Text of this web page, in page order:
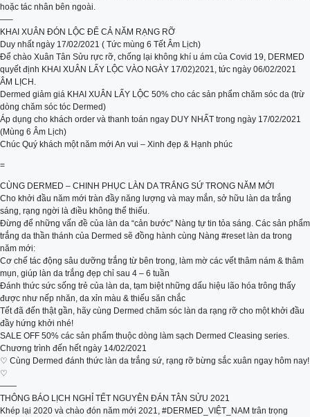
hoặc tác nhân bên ngoài.
—–
KHAI XUÂN ĐÓN LỘC ĐỂ CẢ NĂM RẠNG RỠ
Duy nhất ngày 17/02/2021 ( Tức mùng 6 Tết Âm Lịch)
Để chào Xuân Tân Sửu rực rỡ, chống lại không khí u ám của Covid 19, DERMED
quyết định KHAI XUÂN LẤY LỘC VÀO NGÀY 17/02)2021, tức ngày 06/02/2021
ÂM LỊCH.
Dermed giảm giá KHAI XUÂN LẤY LỘC 5️0% cho các sản phẩm chăm sóc da (trừ
dòng chăm sóc tóc Dermed)
Áp dụng cho khách order và thanh toán ngay DUY NHẤT trong ngày 17/02/2021
(Mùng 6 Âm Lịch)
Chúc Quý khách một năm mới An vui – Xinh đẹp & Hạnh phúc
=
CÙNG DERMED – CHINH PHỤC LÀN DA TRẮNG SỨ TRONG NĂM MỚI
Cho khởi đầu năm mới tràn đầy năng lượng và may mắn, sở hữu làn da trắng
sáng, rạng ngời là điều không thể thiếu.
Đừng để những vấn đề của làn da “cản bước” Nàng tự tin tỏa sáng. Các sản phẩm
trắng da thần thánh của Dermed sẽ đồng hành cùng Nàng #reset làn da trong
năm mới:
Cơ chế tác động sâu dưỡng trắng từ bên trong, làm mờ các vết thâm nám & thâm
mụn, giúp làn da trắng đẹp chỉ sau 4 – 6 tuần
Đánh thức sức sống trẻ của làn da, tạm biệt những dấu hiệu lão hóa trông thấy
được như nếp nhăn, da xỉn màu & thiếu săn chắc
Tết đã đến thật gần, hãy cùng Dermed chăm sóc làn da rạng rỡ cho một khởi đầu
đầy hứng khởi nhé!
SALE OFF 50% các sản phẩm thuộc dòng làm sạch Dermed Cleasing series.
Chương trình đến hết ngày 14/02/2021
♡ Cùng Dermed đánh thức làn da trắng sứ, rạng rỡ bừng sắc xuân ngay hôm nay!
♡
——
THÔNG BÁO LỊCH NGHỈ TẾT NGUYÊN ĐÁN TÂN SỬU 2021
Khép lại 2020 và chào đón năm mới 2021, #DERMED_VIỆT_NAM trân trọng